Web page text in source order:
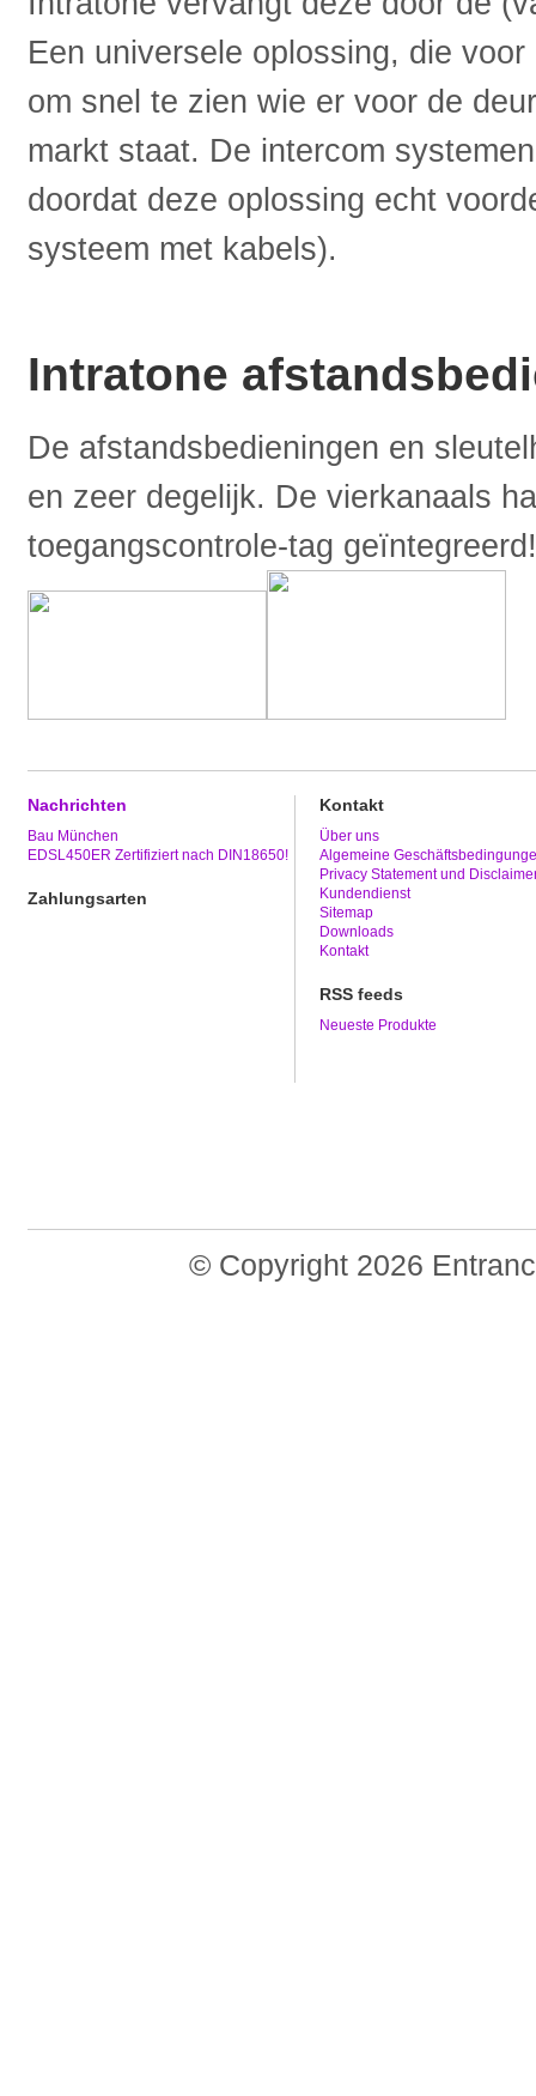
Een universele oplossing, die
om snel te zien wie er voor de
markt staat. De intercom
doordat deze oplossing echt
systeem met kabels).
Intratone
De afstandsbedieningen en
en zeer degelijk. De vierkanaals
toegangscontrole-tag geïntegreerd!
Nachrichten
Bau München
EDSL450ER Zertifiziert nach DIN18650!
Zahlungsarten
Kontakt
Über uns
Algemeine
Privacy Statement und
Kundendienst
Sitemap
Downloads
Kontakt
RSS feeds
Neueste Produkte
© Copyright 2026